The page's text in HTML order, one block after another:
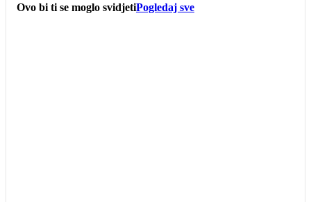
Ovo bi ti se moglo svidjetiPogledaj sve